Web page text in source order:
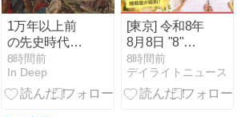
1万年以上前
の先史時代に
は現在より
「数百倍も多
くの種類の言
8時間前
In Deep
[東京] 令和8年
8月8日 "8"が3
つ並ぶ縁起の
良い日・江東
区では午後1
8時間前
デイライトニュース